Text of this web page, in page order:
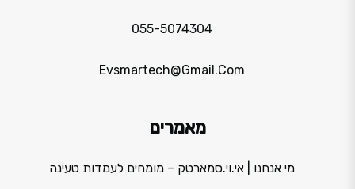
055-5074304
Evsmartech@gmail.com
מאמרים
מי אנחנו | אי.וי.סמארטק – מומחים לעמדות טעינה